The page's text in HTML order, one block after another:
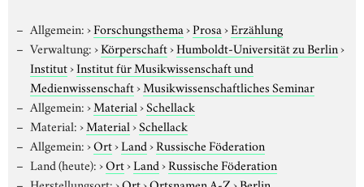
Allgemein:›Forschungsthema›Prosa›Erzählung
Verwaltung:›Körperschaft›Humboldt-Universität zu Berlin›
Institut›Institut für Musikwissenschaft und
Medienwissenschaft›Musikwissenschaftliches Seminar
Allgemein:›Material›Schellack
Material:›Material›Schellack
Allgemein:›Ort›Land›Russische Föderation
Land (heute):›Ort›Land›Russische Föderation